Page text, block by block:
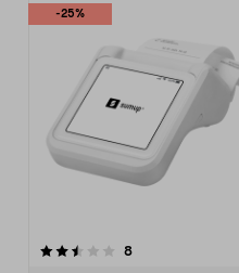
-25%
8recensioner
5.0av 5 stjärnor